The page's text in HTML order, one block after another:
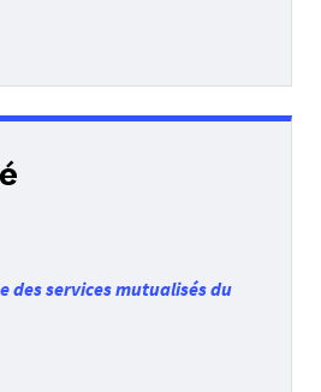
des services mutualisés du